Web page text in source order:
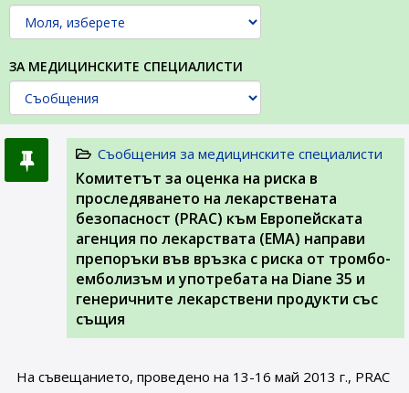
ЗА МЕДИЦИНСКИТЕ СПЕЦИАЛИСТИ
Съобщения за медицинските специалисти
Комитетът за оценка на риска в
проследяването на лекарствената
безопасност (PRAC) към Европейската
агенция по лекарствата (ЕМА) направи
препоръки във връзка с риска от тромбо-
емболизъм и употребата на Diane 35 и
генеричните лекарствени продукти със
същия
На съвещанието, проведено на 13-16 май 2013 г., PRAC